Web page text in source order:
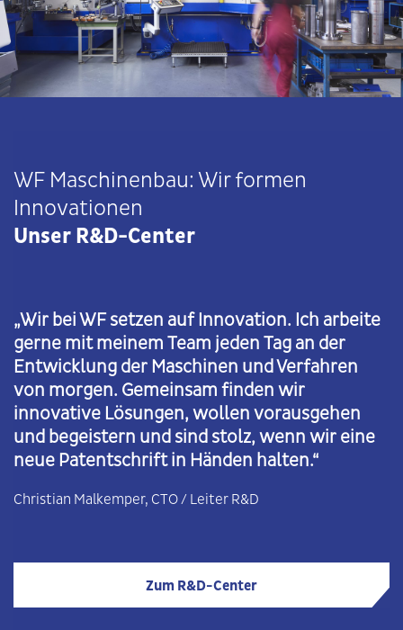
WF Maschinenbau: Wir formen
Innovationen
Unser R&D-Center
„Wir bei WF setzen auf Innovation. Ich arbeite
gerne mit meinem Team jeden Tag an der
Entwicklung der Maschinen und Verfahren
von morgen. Gemeinsam finden wir
innovative Lösungen, wollen vorausgehen
und begeistern und sind stolz, wenn wir eine
neue Patentschrift in Händen halten.“
Christian Malkemper, CTO / Leiter R&D
Zum R&D-Center